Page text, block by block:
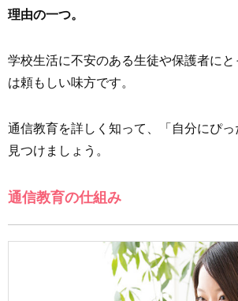
理由の一つ。
学校生活に不安のある生徒や保護者に
は頼もしい味方です。
通信教育を詳しく知って、「自分にぴ
見つけましょう。
通信教育の仕組み